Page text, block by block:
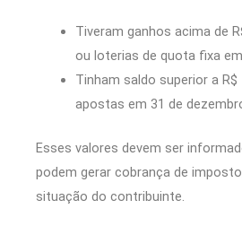
Tiveram ganhos acima de
ou loterias de quota fixa
Tinham saldo superior a
apostas em 31 de
Esses valores devem ser
podem gerar cobrança de
situação do contribuinte.